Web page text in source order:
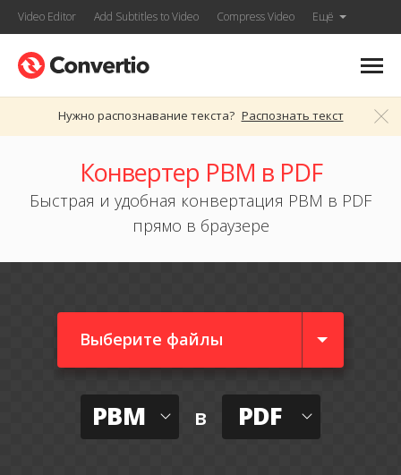
Video Editor Add Subtitles to Video Compress Video Ещё
Нужно распознавание текста? Распознать текст
Конвертер PBM в PDF
Быстрая и удобная конвертация PBM в PDF
прямо в браузере
Выберите файлы
PBM в PDF